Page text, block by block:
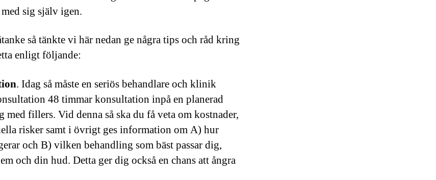
sig själv igen.
så tänkte vi här nedan ge några tips och råd kring
enligt följande:
. Idag så måste en seriös behandlare och klinik
48 timmar konsultation inpå en planerad
med fillers. Vid denna så ska du få veta om kostnader,
risker samt i övrigt ges information om A) hur
och B) vilken behandling som bäst passar dig,
och din hud. Detta ger dig också en chans att ångra